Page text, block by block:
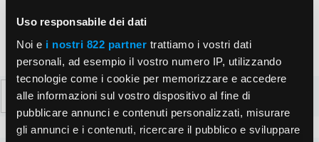
Uso responsabile dei dati
Noi e i nostri 822 partner trattiamo i vostri dati
personali, ad esempio il vostro numero IP, utilizzando
tecnologie come i cookie per memorizzare e accedere
alle informazioni sul vostro dispositivo al fine di
pubblicare annunci e contenuti personalizzati, misurare
gli annunci e i contenuti, ricercare il pubblico e sviluppare
Ricerca
per: